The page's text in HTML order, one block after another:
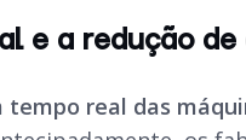
e a redução
real das